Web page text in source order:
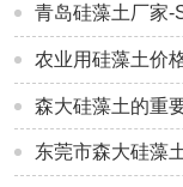
青岛硅藻土厂家-
森大硅藻土的重